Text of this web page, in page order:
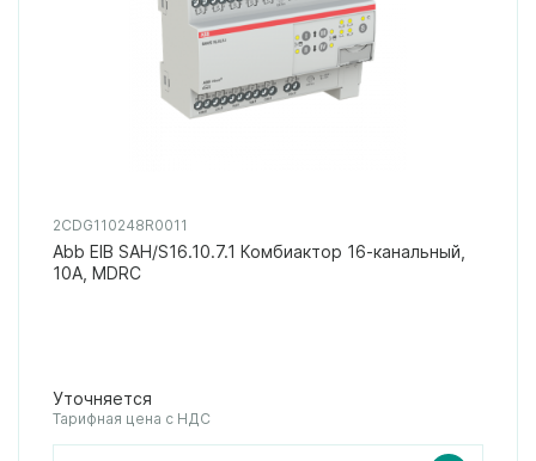
2CDG110248R0011
Abb EIB SAH/S16.10.7.1 Комбиактор 16-канальный,
10А, MDRC
Уточняется
Тарифная цена с НДС